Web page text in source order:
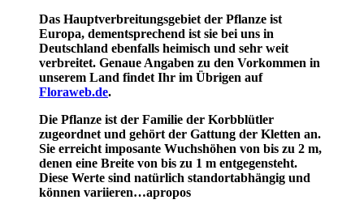
Das Hauptverbreitungsgebiet der Pflanze ist
Europa, dementsprechend ist sie bei uns in
Deutschland ebenfalls heimisch und sehr weit
verbreitet. Genaue Angaben zu den Vorkommen in
unserem Land findet Ihr im Übrigen auf
Floraweb.de.
Die Pflanze ist der Familie der Korbblütler
zugeordnet und gehört der Gattung der Kletten an.
Sie erreicht imposante Wuchshöhen von bis zu 2 m,
denen eine Breite von bis zu 1 m entgegensteht.
Diese Werte sind natürlich standortabhängig und
können variieren…apropos